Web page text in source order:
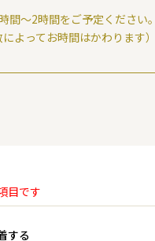
間～2時間をご予定ください
よってお時間はかわります）
目です
する